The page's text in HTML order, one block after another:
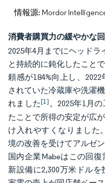
情報源: Mordor
消費者購買力の緩やかな
2025年4月までにヘッドラ
と持続的に鈍化したこと
頼感が184%向上し、
されていた冷蔵庫や洗濯
れました[1]。2025年1月
たことで所得の安定が広
け入れやすくなりました
境の改善を受けてアルゼ
国内企業Mabeはこの回
新設備に2,300万米ドル